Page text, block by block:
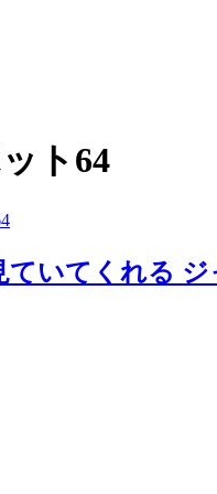
ト64
ていてくれる